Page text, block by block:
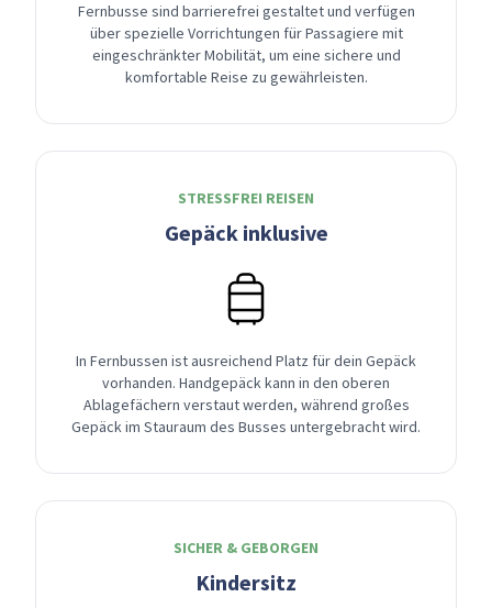
Fernbusse sind barrierefrei gestaltet und verfügen
über spezielle Vorrichtungen für Passagiere mit
eingeschränkter Mobilität, um eine sichere und
komfortable Reise zu gewährleisten.
STRESSFREI REISEN
Gepäck inklusive
In Fernbussen ist ausreichend Platz für dein Gepäck
vorhanden. Handgepäck kann in den oberen
Ablagefächern verstaut werden, während großes
Gepäck im Stauraum des Busses untergebracht wird.
SICHER & GEBORGEN
Kindersitz